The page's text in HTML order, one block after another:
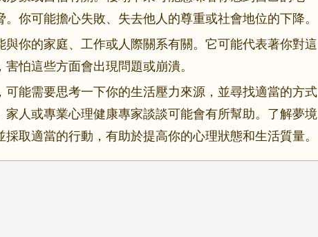
你可能擔心失敗、失去他人的尊重或社會地位的下降。
與你的家庭、工作或人際關系有關。它可能代表著你對這
怕這些方面會出現問題或崩潰。
可能需要思考一下你的生活壓力來源，並尋找適當的方式
家人或專業心理健康專家談談可能會有所幫助。了解夢境
取適當的行動，有助於提高你的心理狀態和生活質量。